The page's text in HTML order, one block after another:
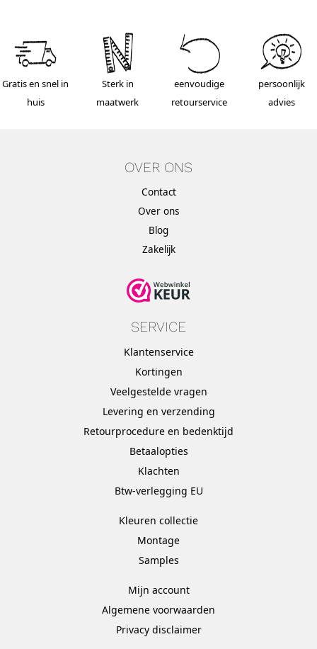
Gratis en snel in
huis
Sterk in
maatwerk
eenvoudige
retourservice
persoonlijk
advies
OVER ONS
Contact
Over ons
Blog
Zakelijk
SERVICE
Klantenservice
Kortingen
Veelgestelde vragen
Levering en verzending
Retourprocedure en bedenktijd
Betaalopties
Klachten
Btw-verlegging EU
Kleuren collectie
Montage
Samples
Mijn account
Algemene voorwaarden
Privacy disclaimer